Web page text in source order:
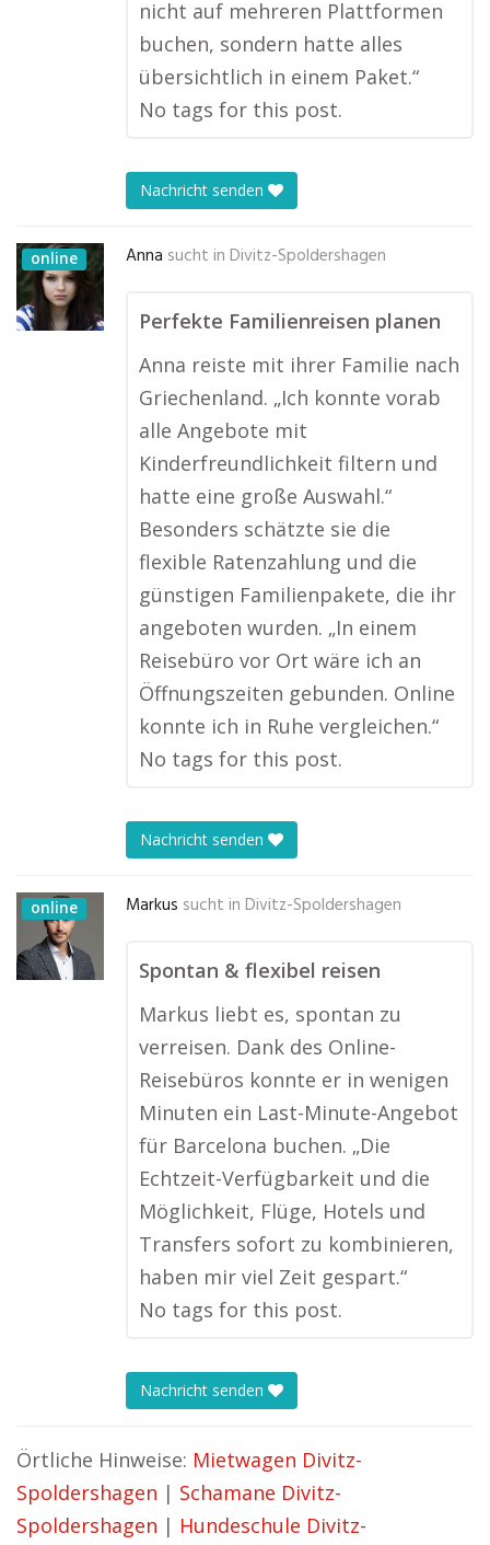
nicht auf mehreren Plattformen
buchen, sondern hatte alles
übersichtlich in einem Paket.“
No tags for this post.
Nachricht senden
online Anna sucht in Divitz-Spoldershagen
Perfekte Familienreisen planen
Anna reiste mit ihrer Familie nach
Griechenland. „Ich konnte vorab
alle Angebote mit
Kinderfreundlichkeit filtern und
hatte eine große Auswahl.“
Besonders schätzte sie die
flexible Ratenzahlung und die
günstigen Familienpakete, die ihr
angeboten wurden. „In einem
Reisebüro vor Ort wäre ich an
Öffnungszeiten gebunden. Online
konnte ich in Ruhe vergleichen.“
No tags for this post.
Nachricht senden
online Markus sucht in Divitz-Spoldershagen
Spontan & flexibel reisen
Markus liebt es, spontan zu
verreisen. Dank des Online-
Reisebüros konnte er in wenigen
Minuten ein Last-Minute-Angebot
für Barcelona buchen. „Die
Echtzeit-Verfügbarkeit und die
Möglichkeit, Flüge, Hotels und
Transfers sofort zu kombinieren,
haben mir viel Zeit gespart.“
No tags for this post.
Nachricht senden
Örtliche Hinweise: Mietwagen Divitz-
Spoldershagen | Schamane Divitz-
Spoldershagen | Hundeschule Divitz-